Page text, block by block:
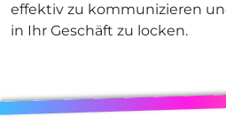
effektiv zu kommunizieren
in Ihr Geschäft zu locken.